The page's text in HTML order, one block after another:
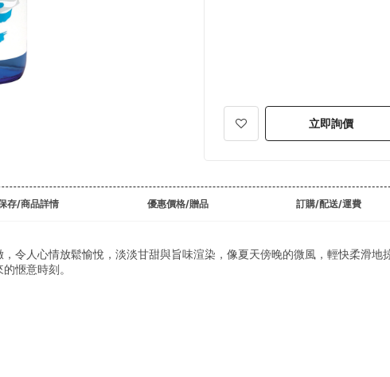
立即詢價
存/商品詳情 優惠價格/贈品 訂購/配送/運費
令人心情放鬆愉悅，淡淡甘甜與旨味渲染，像夏天傍晚的微風，輕快柔滑地
愜意時刻。